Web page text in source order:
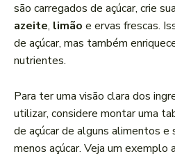
são carregados de açúcar, crie
azeite, limão e ervas frescas.
de ​açúcar, mas também
nutrientes.
Para ter​ uma ⁢visão clara dos‌
utilizar, considere montar uma
de açúcar de alguns alimentos e
menos açúcar. Veja um exemplo